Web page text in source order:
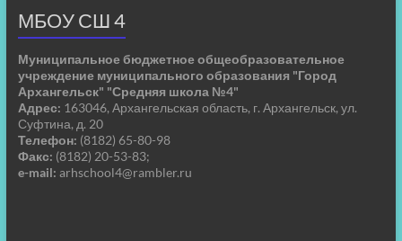
МБОУ СШ 4
Муниципальное бюджетное общеобразовательное
учреждение муниципального образования "Город
Архангельск" "Средняя школа №4"
Адрес: 163046, Архангельская область, г. Архангельск, ул.
Суфтина, д. 20
Телефон: (8182) 65-80-98
Факс: (8182) 20-53-83;
e-mail: arhschool4@rambler.ru